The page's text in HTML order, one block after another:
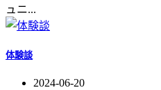
ュニ...
体験談
2024-06-20